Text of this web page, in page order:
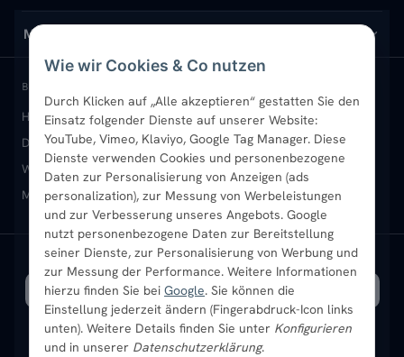
Wie wir Cookies & Co nutzen
Durch Klicken auf „Alle akzeptieren“ gestatten Sie den
Einsatz folgender Dienste auf unserer Website:
YouTube, Vimeo, Klaviyo, Google Tag Manager. Diese
Dienste verwenden Cookies und personenbezogene
Daten zur Personalisierung von Anzeigen (ads
personalization), zur Messung von Werbeleistungen
und zur Verbesserung unseres Angebots. Google
nutzt personenbezogene Daten zur Bereitstellung
seiner Dienste, zur Personalisierung von Werbung und
zur Messung der Performance. Weitere Informationen
hierzu finden Sie bei Google. Sie können die
Einstellung jederzeit ändern (Fingerabdruck-Icon links
unten). Weitere Details finden Sie unter Konfigurieren
und in unserer Datenschutzerklärung.
Design-Heizkörper
Paneelheizkörper
Vertikal-Heizkörper
Heizkörper-Zubehör
Versand & Lieferung
Rückgabe & Widerruf
Garantie & Gewährleistung
Montageservice vor Ort
Sendung verfolgen
Wir über uns
Standort & Abholung Jüchen
B2B-Kunden
Karriere
Ratgeber
Bestpreisgarantie
MEIN KONTO
Anmelden / Mein Konto
Merkliste
Newsletter
Aktuelle Angebote
BELIEBTE KATEGORIEN
Heizkörper kaufenBadheizkörperHandtuchheizkörper
Design-HeizkörperPaneelheizkörperVertikal-Heizkörper
Wandheizkörper Wohnraum-Heizkörper Badheizkörper Schwarz
Mischbetrieb-HeizkörperHeizkörper-ZubehörAktuelle Angebote
SICHERE ZAHLUNG VERSAND MIT